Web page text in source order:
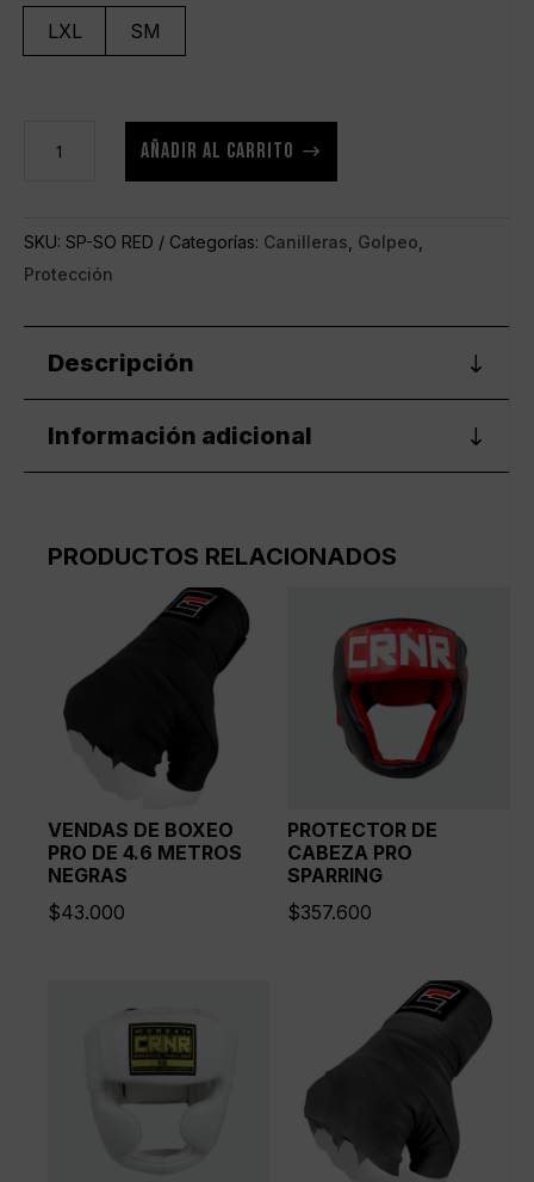
LXL SM
Muay
Thai
rojas
cantidad
AÑADIR AL CARRITO
SKU: SP-SO RED Categorías: Canilleras Golpeo
Protección
Descripción
Información adicional
PRODUCTOS RELACIONADOS
VENDAS DE BOXEO
PRO DE 4.6 METROS
NEGRAS
$43.000
PROTECTOR DE
CABEZA PRO
SPARRING
$357.600